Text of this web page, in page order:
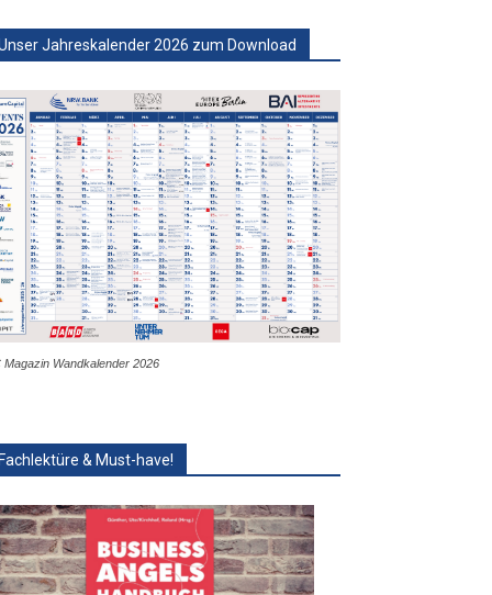
Jahreskalender 2026 zum Download
Magazin Wandkalender 2026
& Must-have!